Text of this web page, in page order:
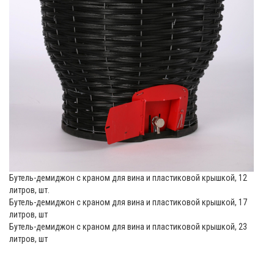
Бутель-демиджон с краном для вина и пластиковой крышкой, 12
литров, шт.
Бутель-демиджон с краном для вина и пластиковой крышкой, 17
литров, шт
Бутель-демиджон с краном для вина и пластиковой крышкой, 23
литров, шт